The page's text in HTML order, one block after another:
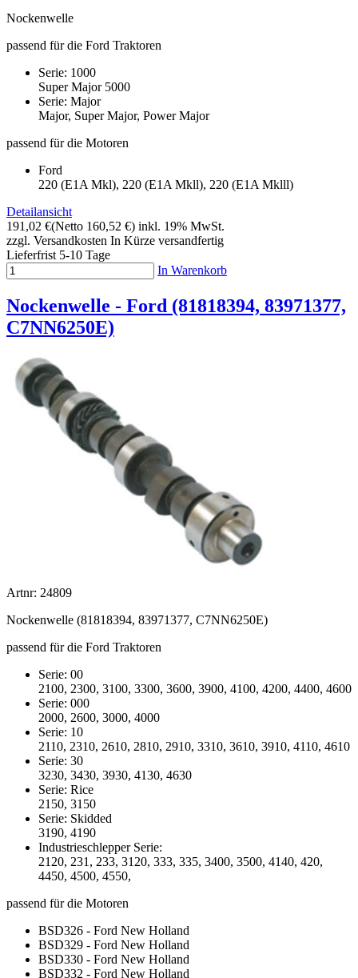
Nockenwelle
passend für die Ford Traktoren
Serie: 1000
Super Major 5000
Serie: Major
Major, Super Major, Power Major
passend für die Motoren
Ford
220 (E1A Mkl), 220 (E1A Mkll), 220 (E1A Mklll)
Detailansicht
191,02 €(Netto 160,52 €) inkl. 19% MwSt.
zzgl. Versandkosten In Kürze versandfertig
Lieferfrist 5-10 Tage
In Warenkorb
Nockenwelle - Ford (81818394, 83971377,
C7NN6250E)
Artnr: 24809
Nockenwelle (81818394, 83971377, C7NN6250E)
passend für die Ford Traktoren
Serie: 00
2100, 2300, 3100, 3300, 3600, 3900, 4100, 4200, 4400, 4600
Serie: 000
2000, 2600, 3000, 4000
Serie: 10
2110, 2310, 2610, 2810, 2910, 3310, 3610, 3910, 4110, 4610
Serie: 30
3230, 3430, 3930, 4130, 4630
Serie: Rice
2150, 3150
Serie: Skidded
3190, 4190
Industrieschlepper Serie:
2120, 231, 233, 3120, 333, 335, 3400, 3500, 4140, 420,
4450, 4500, 4550,
passend für die Motoren
BSD326 - Ford New Holland
BSD329 - Ford New Holland
BSD330 - Ford New Holland
BSD332 - Ford New Holland